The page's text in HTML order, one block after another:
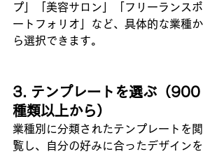
プ」「美容サロン」「フリーランスポ
ートフォリオ」など、具体的な業種か
ら選択できます。
3. テンプレートを選ぶ（900
種類以上から）
業種別に分類されたテンプレートを閲
覧し、自分の好みに合ったデザインを